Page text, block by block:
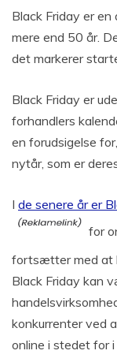
Black Friday er
mere end 50 år.
det markerer
Black Friday er
forhandlers
en forudsigelse
nytår, som er
I de senere år er
for
fortsætter med at
Black Friday kan
konkurrenter ved
online i stedet for i